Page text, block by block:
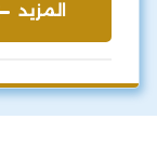
المزيد